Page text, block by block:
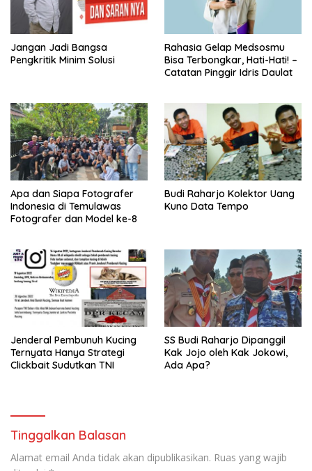
Jangan Jadi Bangsa
Pengkritik Minim Solusi
Rahasia Gelap Medsosmu
Bisa Terbongkar, Hati-Hati! –
Catatan Pinggir Idris Daulat
Apa dan Siapa Fotografer
Indonesia di Temulawas
Fotografer dan Model ke-8
Budi Raharjo Kolektor Uang
Kuno Data Tempo
Jenderal Pembunuh Kucing
Ternyata Hanya Strategi
Clickbait Sudutkan TNI
SS Budi Raharjo Dipanggil
Kak Jojo oleh Kak Jokowi,
Ada Apa?
Tinggalkan Balasan
Alamat email Anda tidak akan dipublikasikan. Ruas yang wajib